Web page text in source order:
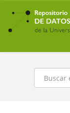
Ir
contenido
principal
Buscar